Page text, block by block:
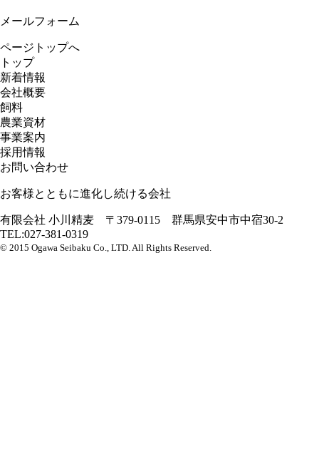
メールフォーム
ページトップへ
トップ
新着情報
会社概要
飼料
農業資材
事業案内
採用情報
お問い合わせ
お客様とともに進化し続ける会社
有限会社 小川精麦 〒379-0115 群馬県安中市中宿30-2
TEL:027-381-0319
© 2015 Ogawa Seibaku Co., LTD. All Rights Reserved.